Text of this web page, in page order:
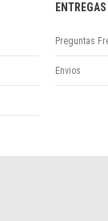
ENTREGAS
Preguntas
Envios